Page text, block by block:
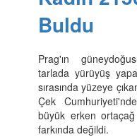
Buldu
Prag'ın
tarlada yürüyüş
sırasında yüzeye
Çek
büyük erken ortaçağ
farkında değildi.